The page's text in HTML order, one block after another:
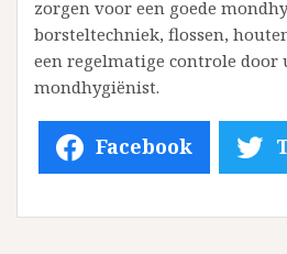
zorgen voor een goede
borsteltechniek, flossen,
een regelmatige controle door
mondhygiënist.
Facebook